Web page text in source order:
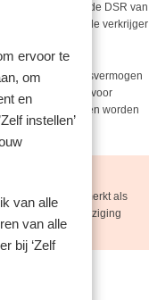
ervoor te
om
en
instellen’
van alle
van alle
bij ‘Zelf
van 2025 voor de DSR van
dat de verkrijger
het beleggingsvermogen
100.000 die ook voor
worden
aangemerkt als
Deze wijziging